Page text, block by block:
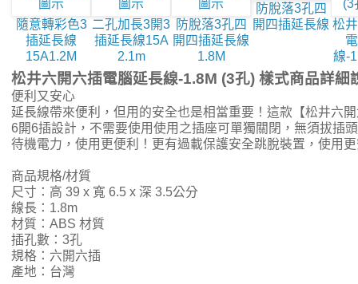
隨意轉彩色3
插延長線
15A1.2M
二孔加長3開3
插延長線15A
2.1m
防脫落3孔四
開四插延長線
1.8M
防脫落3孔四
開四插延長線 松
線-
松井六開六插電腦延長線-1.8M (3孔) 樣式商品詳細
便利又安心
延長線帶來便利，但用的安全也是相當重要！這款【松井六
6開6插設計，不需要使用使用之插座可單獨關閉，無須拔插
待機電力，使用更便利！更有過載保護安全跳脫裝置，使用
商品規格/材質
尺寸：高 39 x 寬 6.5 x 深 3.5公分
線長：1.8m
材質：ABS 材質
插孔數：3孔
規格：六開六插
產地：台灣